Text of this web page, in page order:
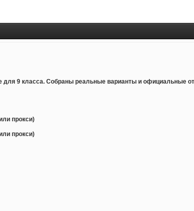
9 класса. Собраны реальные варианты и официальные
прокси)
прокси)